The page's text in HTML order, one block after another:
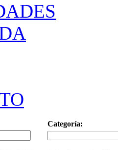
Categoría: